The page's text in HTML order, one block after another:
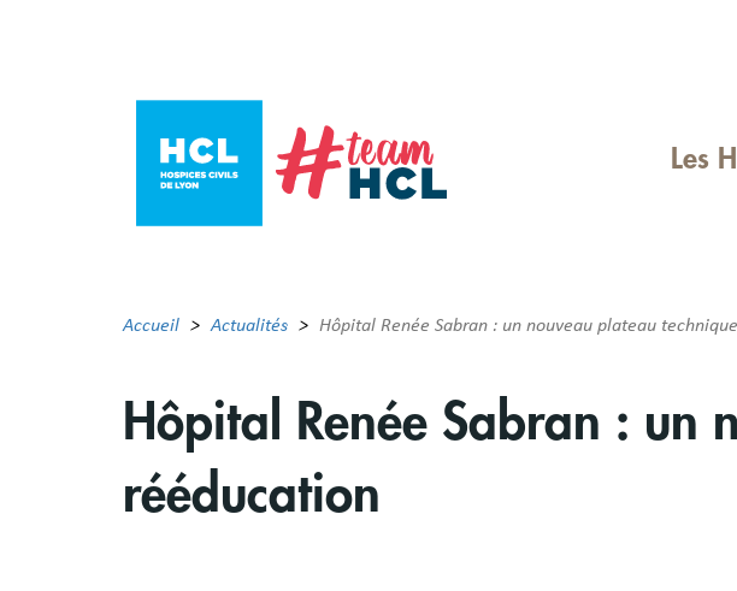
Les
Accueil Actualités Hôpital Renée Sabran : un nouveau plateau
Hôpital Renée Sabran : un
rééducation